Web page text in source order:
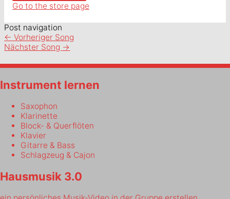
Go to the store page
Post navigation
← Vorheriger Song
Nächster Song →
Instrument lernen
Saxophon
Klarinette
Block- & Querflöten
Klavier
Gitarre & Bass
Schlagzeug & Cajon
Hausmusik 3.0